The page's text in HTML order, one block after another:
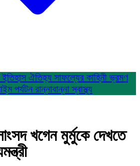
ইতিহাস ঐতিহ্য সাফল্যের কাহিনীভ্রমণ
পর্যটন রান্নাবান্নাস্বাস্থ্য
খগেন মুর্মুকে দেখতে